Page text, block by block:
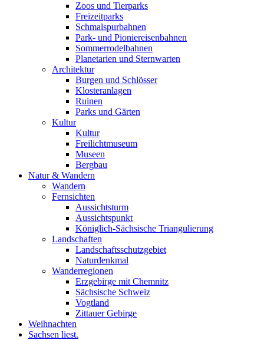
Zoos und Tierparks
Freizeitparks
Schmalspurbahnen
Park- und Pioniereisenbahnen
Sommerrodelbahnen
Planetarien und Sternwarten
Architektur
Burgen und Schlösser
Klosteranlagen
Ruinen
Parks und Gärten
Kultur
Kultur
Freilichtmuseum
Museen
Bergbau
Natur & Wandern
Wandern
Fernsichten
Aussichtsturm
Aussichtspunkt
Königlich-Sächsische Triangulierung
Landschaften
Landschaftsschutzgebiet
Naturdenkmal
Wanderregionen
Erzgebirge mit Chemnitz
Sächsische Schweiz
Vogtland
Zittauer Gebirge
Weihnachten
Sachsen liest.